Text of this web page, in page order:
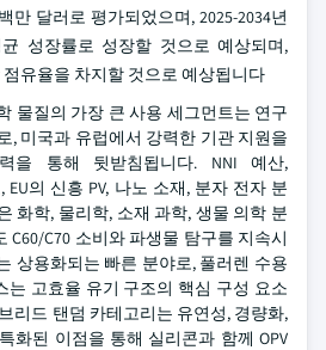
만 달러로 평가되었으며, 2025-2034년
성장률로 성장할 것으로 예상되며,
점유율을 차지할 것으로 예상됩니다
물질의 가장 큰 사용 세그먼트는 연구
, 미국과 유럽에서 강력한 기관 지원을
을 통해 뒷받침됩니다. NNI 예산,
EU의 신흥 PV, 나노 소재, 분자 전자 분
화학, 물리학, 소재 과학, 생물 의학 분
C60/C70 소비와 파생물 탐구를 지속시
상용화되는 빠른 분야로, 풀러렌 수용
는 고효율 유기 구조의 핵심 구성 요소
리드 탠덤 카테고리는 유연성, 경량화,
화된 이점을 통해 실리콘과 함께 OPV